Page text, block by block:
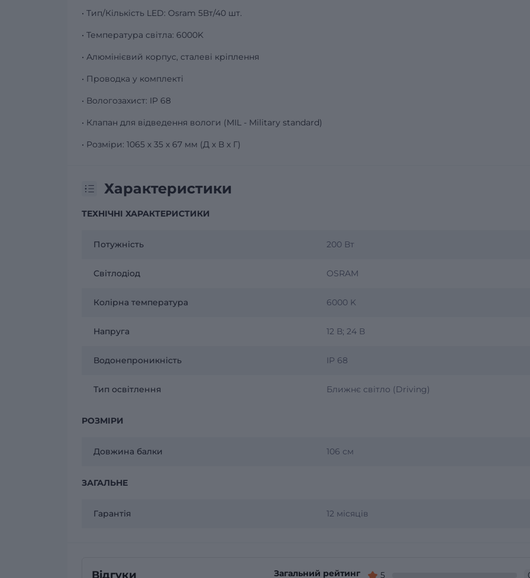
• Тип/Кількість LED: Osram 5Вт/40 шт.
• Температура світла: 6000K
• Алюмінієвий корпус, сталеві кріплення
• Проводка у комплекті
• Вологозахист: IP 68
• Клапан для відведення вологи (MIL - Military standard)
• Розміри: 1065 х 35 х 67 мм (Д х В х Г)
Характеристики
ТЕХНІЧНІ ХАРАКТЕРИСТИКИ
Потужність 200 Вт
Світлодіод OSRAM
Колірна температура 6000 K
Напруга 12 В; 24 В
Водонепроникність IP 68
Тип освітлення Ближнє світло (Driving)
РОЗМІРИ
Довжина балки 106 см
ЗАГАЛЬНЕ
Гарантія 12 місяців
Відгуки Загальний рейтинг 5